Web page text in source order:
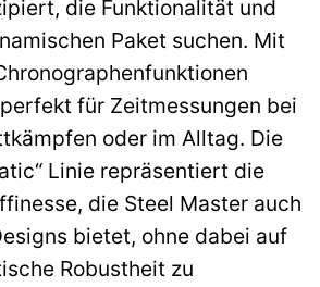
die Funktionalität und
Paket suchen. Mit
für Zeitmessungen bei
oder im Alltag. Die
Linie repräsentiert die
die Steel Master auch
bietet, ohne dabei auf
Robustheit zu